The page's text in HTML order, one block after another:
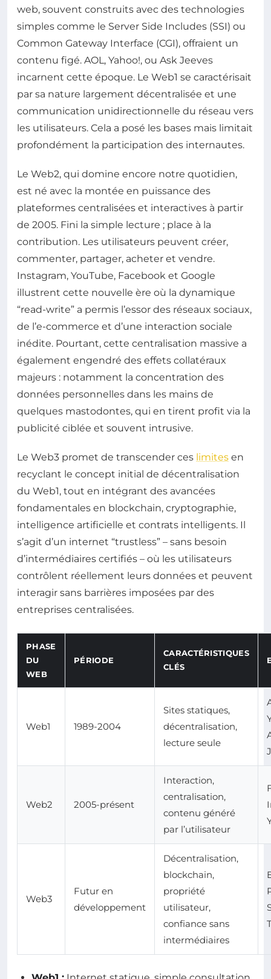
web, souvent construits avec des technologies
simples comme le Server Side Includes (SSI) ou
Common Gateway Interface (CGI), offraient un
contenu figé. AOL, Yahoo!, ou Ask Jeeves
incarnent cette époque. Le Web1 se caractérisait
par sa nature largement décentralisée et une
communication unidirectionnelle du réseau vers
les utilisateurs. Cela a posé les bases mais limitait
profondément la participation des internautes.
Le Web2, qui domine encore notre quotidien,
est né avec la montée en puissance des
plateformes centralisées et interactives à partir
de 2005. Fini la simple lecture ; place à la
contribution. Les utilisateurs peuvent créer,
commenter, partager, acheter et vendre.
Instagram, YouTube, Facebook et Google
illustrent cette nouvelle ère où la dynamique
“read-write” a permis l’essor des réseaux sociaux,
de l’e-commerce et d’une interaction sociale
inédite. Pourtant, cette centralisation massive a
également engendré des effets collatéraux
majeurs : notamment la concentration des
données personnelles dans les mains de
quelques mastodontes, qui en tirent profit via la
publicité ciblée et souvent intrusive.
Le Web3 promet de transcender ces limites en
recyclant le concept initial de décentralisation
du Web1, tout en intégrant des avancées
fondamentales en blockchain, cryptographie,
intelligence artificielle et contrats intelligents. Il
s’agit d’un internet “trustless” – sans besoin
d’intermédiaires certifiés – où les utilisateurs
contrôlent réellement leurs données et peuvent
interagir sans barrières imposées par des
entreprises centralisées.
PHASE
DU
WEB
PÉRIODE
CARACTÉRISTIQUES
CLÉS
Web1 1989-2004
Sites statiques,
décentralisation,
lecture seule
Web2 2005-présent
Interaction,
centralisation,
contenu généré
par l’utilisateur
Web3
Futur en
développement
Décentralisation,
blockchain,
propriété
utilisateur,
confiance sans
intermédiaires